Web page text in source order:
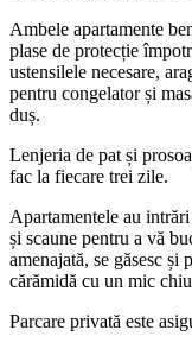
Ambele apartamente
plase de protecție
ustensilele necesare,
pentru congelator și
duș.
Lenjeria de pat și
fac la fiecare trei zile.
Apartamentele au
și scaune pentru a vă
amenajată, se găsesc
cărămidă cu un mic
Parcare privată este